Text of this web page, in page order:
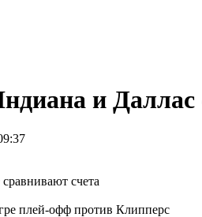
и Даллас
плей-офф против Клипперс